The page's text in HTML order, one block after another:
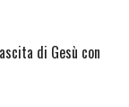
di Gesù con